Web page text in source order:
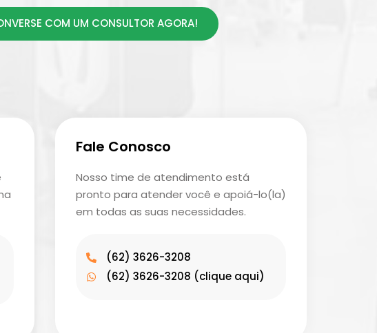
COM UM CONSULTOR AGORA!
Fale Conosco
Nosso time de atendimento está
pronto para atender você e apoiá-lo(la)
em todas as suas necessidades.
(62) 3626-3208
(62) 3626-3208 (clique aqui)